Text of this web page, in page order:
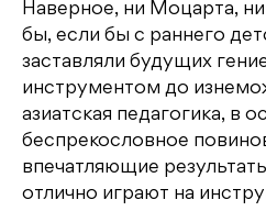
Наверное, ни Моцарта,
бы, если бы с раннего
заставляли будущих
инструментом до
азиатская педагогика, в
беспрекословное
впечатляющие
отлично играют на